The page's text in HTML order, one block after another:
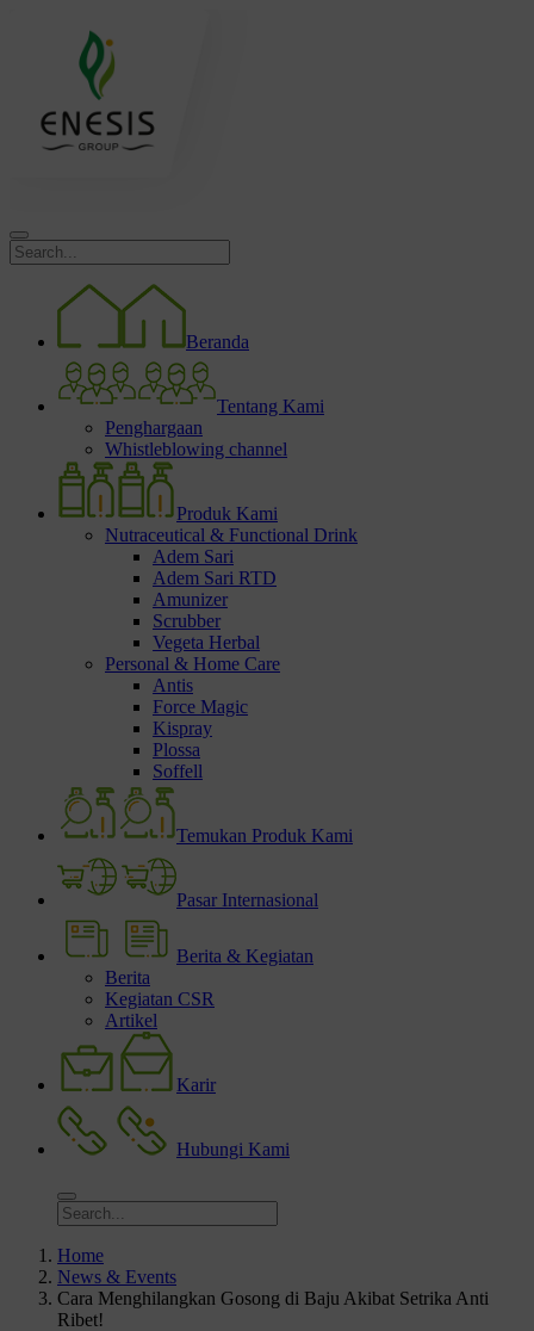
Beranda
Tentang Kami
Penghargaan
Whistleblowing channel
Produk Kami
Nutraceutical & Functional Drink
Adem Sari
Adem Sari RTD
Amunizer
Scrubber
Vegeta Herbal
Personal & Home Care
Antis
Force Magic
Kispray
Plossa
Soffell
Temukan Produk Kami
Pasar Internasional
Berita & Kegiatan
Berita
Kegiatan CSR
Artikel
Karir
Hubungi Kami
Home
News & Events
Cara Menghilangkan Gosong di Baju Akibat Setrika Anti
Ribet!